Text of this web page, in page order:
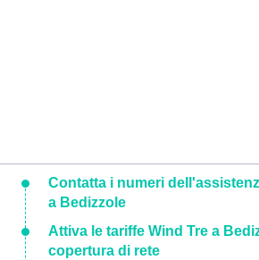
Contatta i numeri
a Bedizzole
Attiva le tariffe Wind Tre a
copertura di rete